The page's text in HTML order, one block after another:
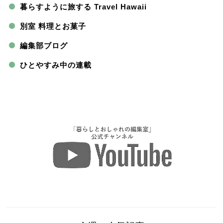
暮らすように旅する Travel Hawaii
別室 料理とお菓子
編集部ブログ
ひとやすみ中の連載